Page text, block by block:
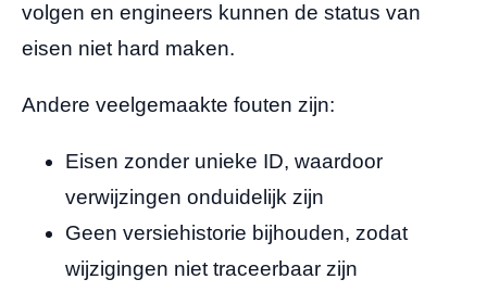
volgen en engineers kunnen de status van
eisen niet hard maken.
Andere veelgemaakte fouten zijn:
Eisen zonder unieke ID, waardoor
verwijzingen onduidelijk zijn
Geen versiehistorie bijhouden, zodat
wijzigingen niet traceerbaar zijn